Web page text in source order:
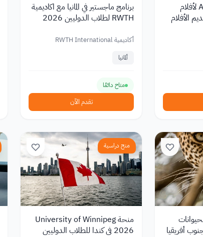
مهرجان Anima 2027 لأفلام
الأفلام
برنامج ماجستير في المانيا مع اكاديمية
RWTH لطلاب الدوليين 2026
أكاديمية RWTH International
ألمانيا
متاح دائمًا
تقدم الآن
أفريقيا
منح دراسية
منحة University of Winnipeg
2026 في كندا للطلاب الدوليين